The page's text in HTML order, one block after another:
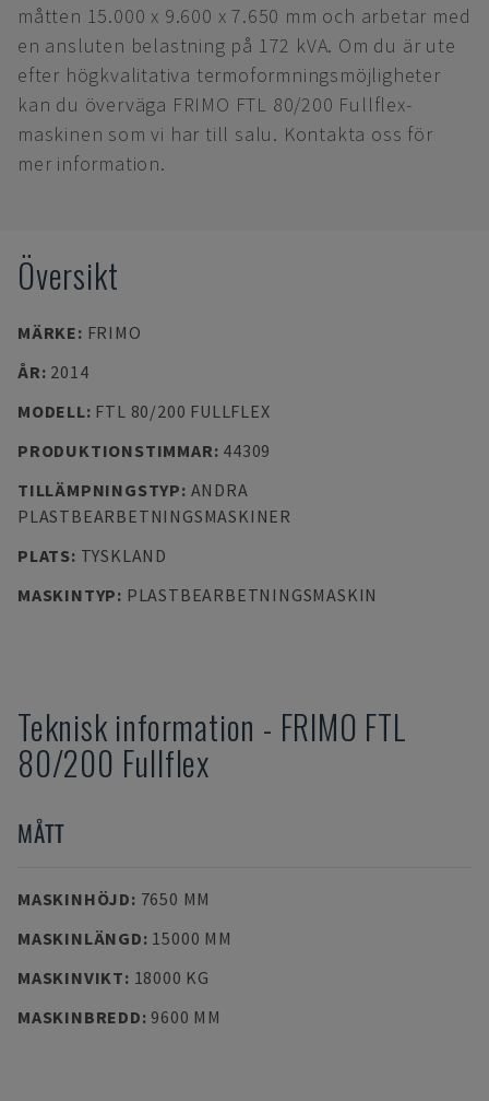
måtten 15.000 x 9.600 x 7.650 mm och arbetar med
en ansluten belastning på 172 kVA. Om du är ute
efter högkvalitativa termoformningsmöjligheter
kan du överväga FRIMO FTL 80/200 Fullflex-
maskinen som vi har till salu. Kontakta oss för
mer information.
Översikt
MÄRKE: FRIMO
ÅR: 2014
MODELL: FTL 80/200 FULLFLEX
PRODUKTIONSTIMMAR: 44309
TILLÄMPNINGSTYP: ANDRA
PLASTBEARBETNINGSMASKINER
PLATS: TYSKLAND
MASKINTYP: PLASTBEARBETNINGSMASKIN
Teknisk information - FRIMO FTL
80/200 Fullflex
MÅTT
MASKINHÖJD: 7650 MM
MASKINLÄNGD: 15000 MM
MASKINVIKT: 18000 KG
MASKINBREDD: 9600 MM